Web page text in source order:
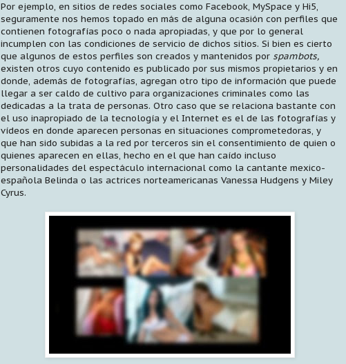
Por ejemplo, en sitios de redes sociales como Facebook, MySpace y Hi5,
seguramente nos hemos topado en más de alguna ocasión con perfiles que
contienen fotografías poco o nada apropiadas, y que por lo general
incumplen con las condiciones de servicio de dichos sitios. Si bien es cierto
que algunos de estos perfiles son creados y mantenidos por spambots,
existen otros cuyo contenido es publicado por sus mismos propietarios y en
donde, además de fotografías, agregan otro tipo de información que puede
llegar a ser caldo de cultivo para organizaciones criminales como las
dedicadas a la trata de personas. Otro caso que se relaciona bastante con
el uso inapropiado de la tecnología y el Internet es el de las fotografías y
vídeos en donde aparecen personas en situaciones comprometedoras, y
que han sido subidas a la red por terceros sin el consentimiento de quien o
quienes aparecen en ellas, hecho en el que han caído incluso
personalidades del espectáculo internacional como la cantante mexico-
española Belinda o las actrices norteamericanas Vanessa Hudgens y Miley
Cyrus.